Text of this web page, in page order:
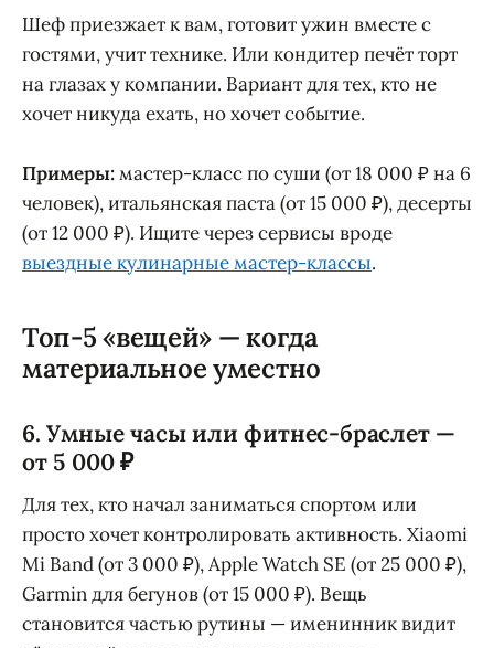
Шеф приезжает к вам, готовит ужин вместе с
гостями, учит технике. Или кондитер печёт торт
на глазах у компании. Вариант для тех, кто не
хочет никуда ехать, но хочет событие.
Примеры:мастер-класс по суши (от 18 000 ₽ на 6
человек), итальянская паста (от 15 000 ₽), десерты
(от 12 000 ₽). Ищите через сервисы вроде
выездные кулинарные мастер-классы.
Топ-5 «вещей» — когда
материальное уместно
6. Умные часы или фитнес-браслет —
от 5 000 ₽
Для тех, кто начал заниматься спортом или
просто хочет контролировать активность. Xiaomi
Mi Band (от 3 000 ₽), Apple Watch SE (от 25 000 ₽),
Garmin для бегунов (от 15 000 ₽). Вещь
становится частью рутины — именинник видит